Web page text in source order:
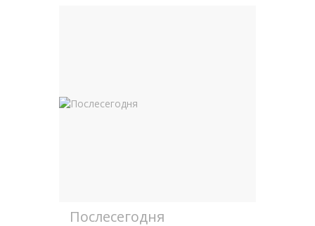
Послесегодня